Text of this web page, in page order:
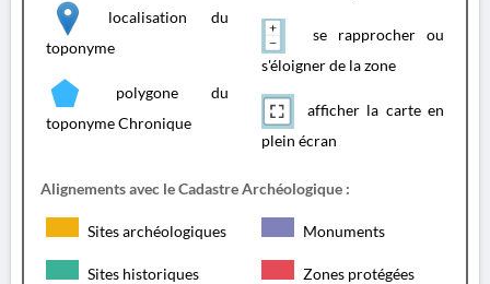
localisation du
toponyme
polygone du
toponyme Chronique
se rapprocher ou
s'éloigner de la zone
afficher la carte en
plein écran
Alignements avec le Cadastre Archéologique :
Sites archéologiques Monuments
Sites historiques Zones protégées